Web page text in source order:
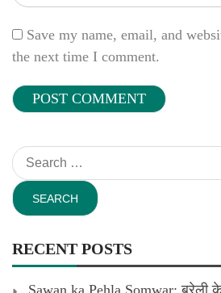
Save my name, email, and
the next time I comment.
Search
for:
RECENT POSTS